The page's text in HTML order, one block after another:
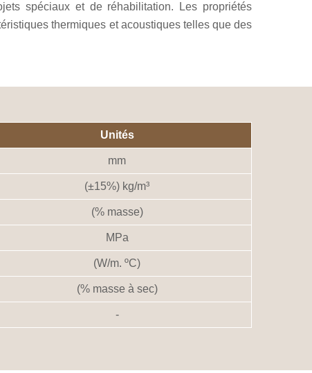
spéciaux et de réhabilitation. Les propriétés
thermiques et acoustiques telles que des
Unités
mm
(±15%) kg/m³
(% masse)
MPa
(W/m. ºC)
(% masse à sec)
-